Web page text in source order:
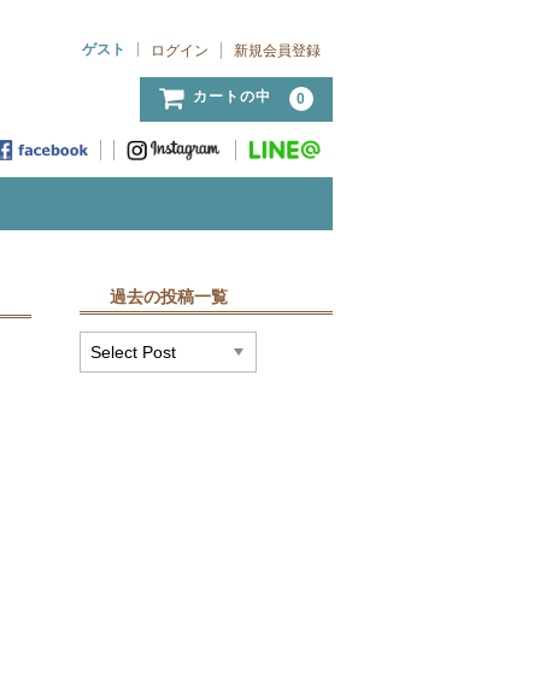
ゲスト
ログイン 新規会員登録
カートの中 0
過去の投稿一覧